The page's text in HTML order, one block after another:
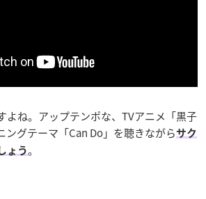
よね。アップテンポな、TVアニメ「黒子
ングテーマ「Can Do」を聴きながら サク
ょう。